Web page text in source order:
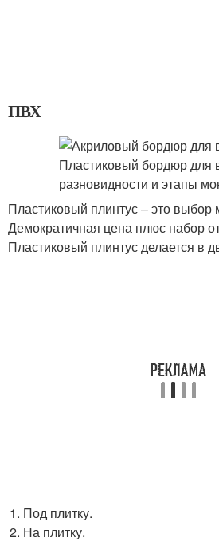
ПВХ
Пластиковый плинтус – это выбор
Демократичная цена плюс набор
Пластиковый плинтус делается в
Под плитку.
На плитку.